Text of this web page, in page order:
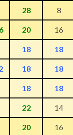
28 8
20 16
18 18
18 18
18 18
22 14
20 16